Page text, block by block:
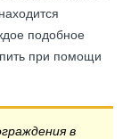
подобное
при помощи
в